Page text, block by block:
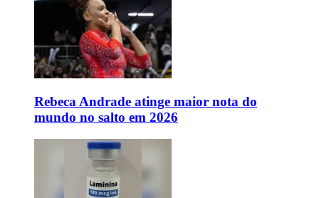
Rebeca Andrade atinge maior nota do
mundo no salto em 2026